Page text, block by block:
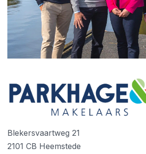
Blekersvaartweg 21
2101 CB Heemstede